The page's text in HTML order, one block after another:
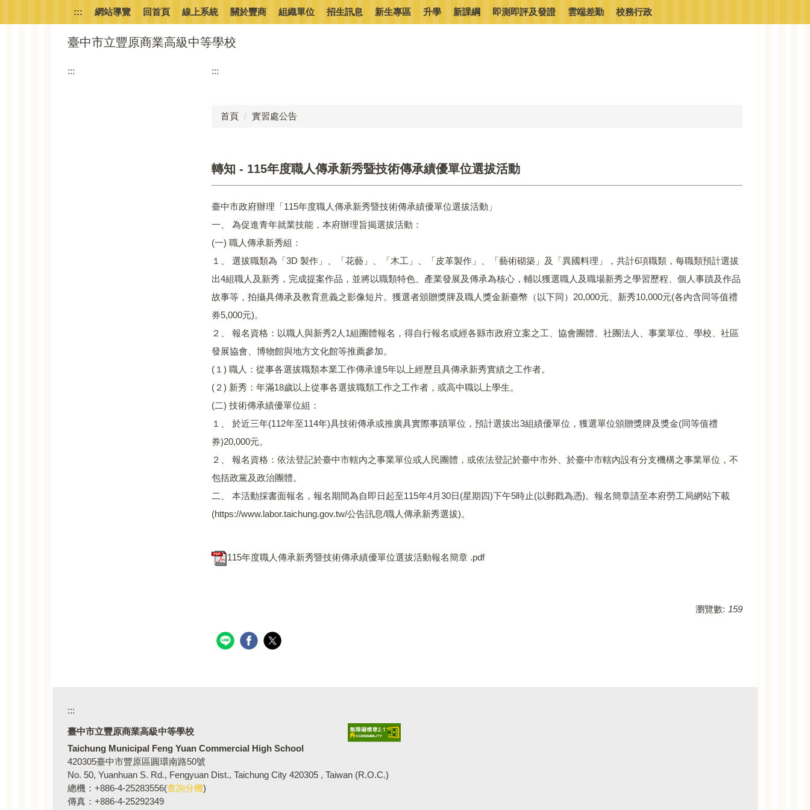
到
臺中市立豐原商業高級中等學校
::: 網站導覽 回首頁 線上系統 關於豐商 組織單位 招生訊息 新生專區 升學 新課綱 即測即評及發證 雲端差勤 校務行政
::: :::
首頁 實習處公告
轉知 - 115年度職人傳承新秀暨技術傳承績優單位選拔活動
臺中市政府辦理「115年度職人傳承新秀暨技術傳承績優單位選拔活動」
一、 為促進青年就業技能，本府辦理旨揭選拔活動：
(一) 職人傳承新秀組：
１、 選拔職類為「3D 製作」、「花藝」、「木工」、「皮革製作」、「藝術砌築」及「異國料理」，共計6項職類，每職類預計選拔
出4組職人及新秀，完成提案作品，並將以職類特色、產業發展及傳承為核心，輔以獲選職人及職場新秀之學習歷程、個人事蹟及作品
故事等，拍攝具傳承及教育意義之影像短片。獲選者頒贈獎牌及職人獎金新臺幣（以下同）20,000元、新秀10,000元(各內含同等值禮
券5,000元)。
２、 報名資格：以職人與新秀2人1組團體報名，得自行報名或經各縣市政府立案之工、協會團體、社團法人、事業單位、學校、社區
發展協會、博物館與地方文化館等推薦參加。
(１) 職人：從事各選拔職類本業工作傳承達5年以上經歷且具傳承新秀實績之工作者。
(２) 新秀：年滿18歲以上從事各選拔職類工作之工作者，或高中職以上學生。
(二) 技術傳承績優單位組：
１、 於近三年(112年至114年)具技術傳承或推廣具實際事蹟單位，預計選拔出3組績優單位，獲選單位頒贈獎牌及獎金(同等值禮
券)20,000元。
２、 報名資格：依法登記於臺中市轄內之事業單位或人民團體，或依法登記於臺中市外、於臺中市轄內設有分支機構之事業單位，不
包括政黨及政治團體。
二、 本活動採書面報名，報名期間為自即日起至115年4月30日(星期四)下午5時止(以郵戳為憑)。報名簡章請至本府勞工局網站下載
(https://www.labor.taichung.gov.tw/公告訊息/職人傳承新秀選拔)。
115年度職人傳承新秀暨技術傳承績優單位選拔活動報名簡章 .pdf
瀏覽數: 159
:::
臺中市立豐原商業高級中等學校
Taichung Municipal Feng Yuan Commercial High School
420305臺中市豐原區圓環南路50號
No. 50, Yuanhuan S. Rd., Fengyuan Dist., Taichung City 420305 , Taiwan (R.O.C.)
總機：+886-4-25283556(查詢分機)
傳真：+886-4-25292349